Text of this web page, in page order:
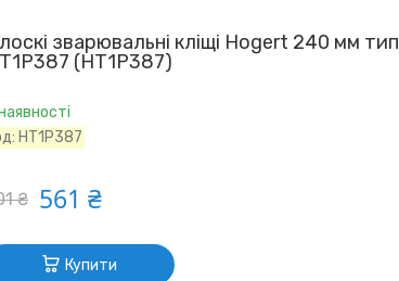
зварювальні кліщі Hogert 240 мм тип
(HT1P387)
HT1P387
₴ 561 ₴
Купити